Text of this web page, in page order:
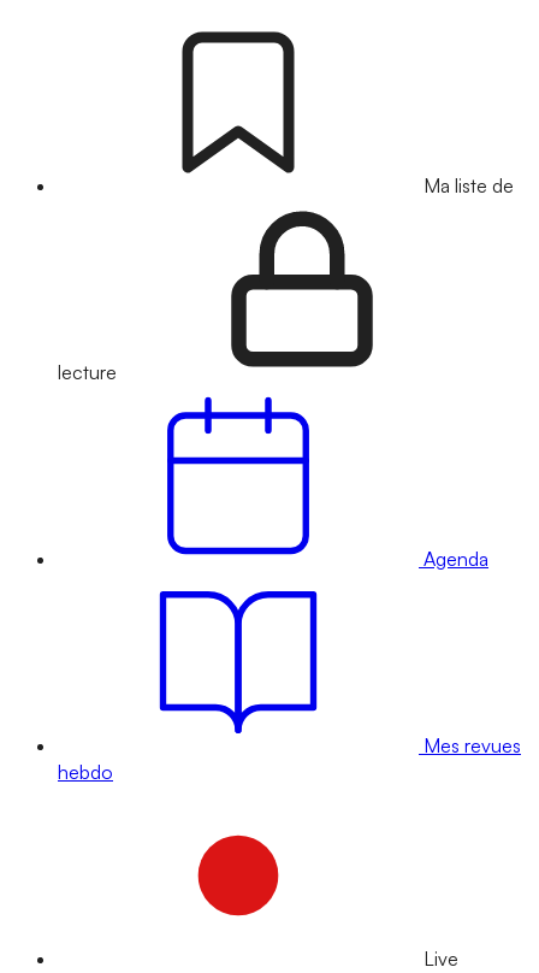
Ma liste de
lecture
Agenda
Mes revues
hebdo
Live